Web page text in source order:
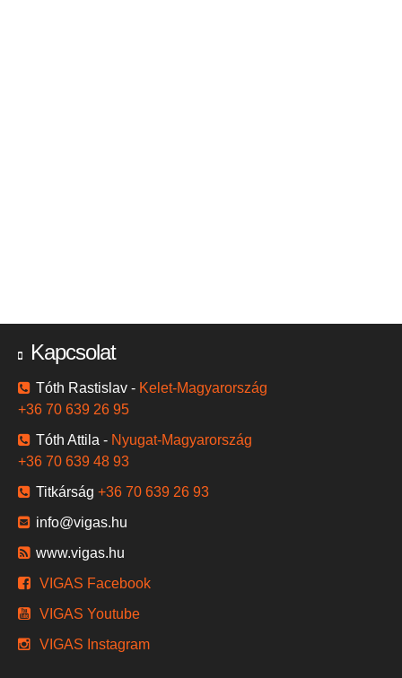
Kapcsolat
Tóth Rastislav - Kelet-Magyarország
+36 70 639 26 95
Tóth Attila - Nyugat-Magyarország
+36 70 639 48 93
Titkárság +36 70 639 26 93
info@vigas.hu
www.vigas.hu
VIGAS Facebook
VIGAS Youtube
VIGAS Instagram